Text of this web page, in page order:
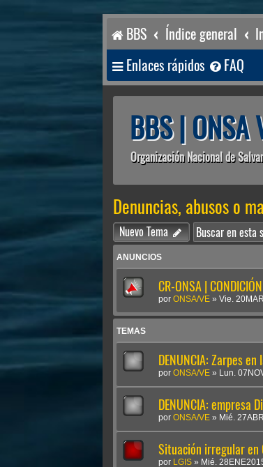
BBS Índice general
Enlaces rápidos FAQ
BBS | ONSA
Organización Nacional de
Denuncias, abusos o
Nuevo Tema
ANUNCIOS
CR-ONSA |
por ONSA/VE » Vie.
TEMAS
DENUNCIA: Zarpes
por ONSA/VE » Lun.
DENUNCIA: empresa
por ONSA/VE » Mié.
Situación irregular en
por LGIS » Mié.